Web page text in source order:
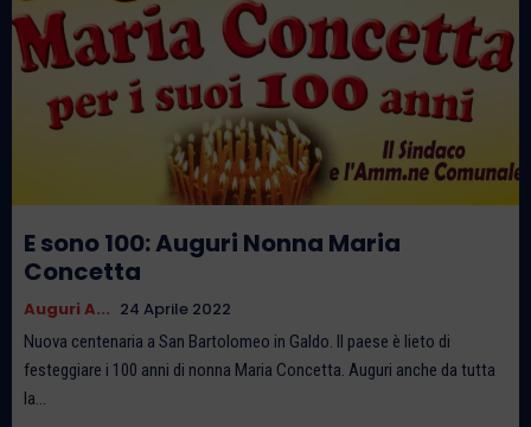
E sono 100: Auguri Nonna Maria
Concetta
Auguri A... 24 Aprile 2022
Nuova centenaria a San Bartolomeo in Galdo. Il paese è lieto di
festeggiare i 100 anni di nonna Maria Concetta. Auguri anche da tutta
la...